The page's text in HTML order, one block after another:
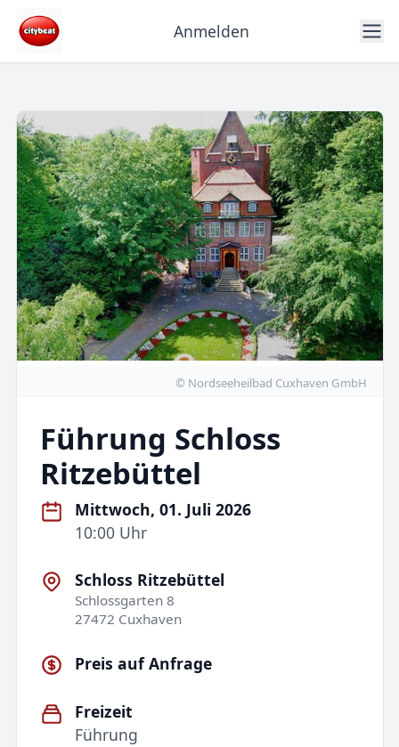
Anmelden
© Nordseeheilbad Cuxhaven GmbH
Führung Schloss
Ritzebüttel
Mittwoch, 01. Juli 2026
10:00 Uhr
Schloss Ritzebüttel
Schlossgarten 8
27472 Cuxhaven
Preis auf Anfrage
Freizeit
Führung